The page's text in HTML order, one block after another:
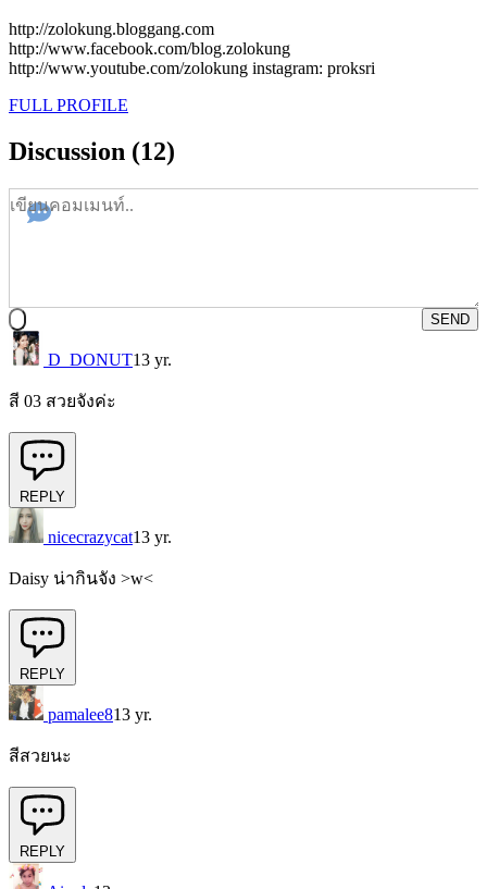
http://zolokung.bloggang.com
http://www.facebook.com/blog.zolokung
http://www.youtube.com/zolokung instagram: proksri
FULL PROFILE
Discussion (12)
SEND
D_DONUT13 yr.
สี 03 สวยจังค่ะ
REPLY
nicecrazycat13 yr.
Daisy น่ากินจัง >w<
REPLY
pamalee813 yr.
สีสวยนะ
REPLY